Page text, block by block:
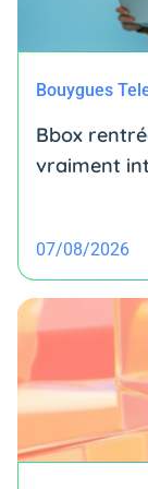
Bouygues
Bbox
vraiment
07/08/2026